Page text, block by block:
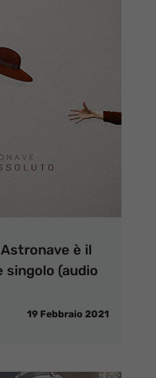
è il
singolo (audio
19 Febbraio 2021